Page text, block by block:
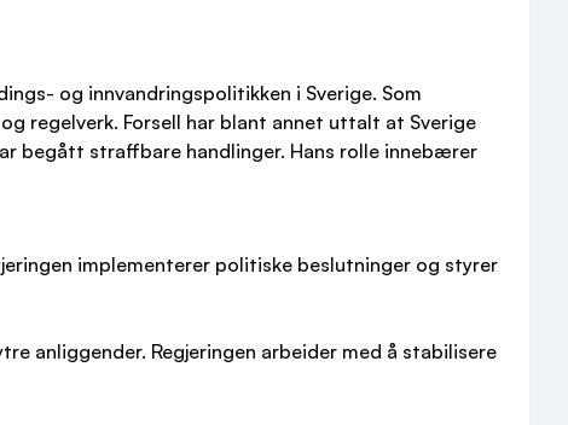
og innvandringspolitikken i Sverige. Som
regelverk. Forsell har blant annet uttalt at Sverige
begått straffbare handlinger. Hans rolle innebærer
implementerer politiske beslutninger og styrer
anliggender. Regjeringen arbeider med å stabilisere